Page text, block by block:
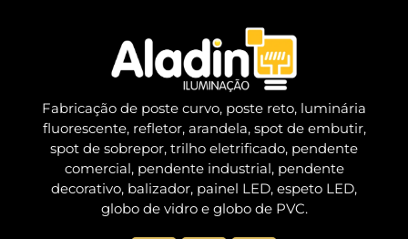
Fabricação de poste curvo, poste reto, luminária
fluorescente, refletor, arandela, spot de embutir,
spot de sobrepor, trilho eletrificado, pendente
comercial, pendente industrial, pendente
decorativo, balizador, painel LED, espeto LED,
globo de vidro e globo de PVC.